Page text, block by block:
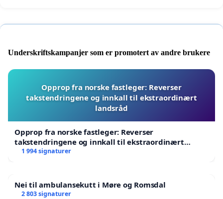
Underskriftskampanjer som er promotert av andre brukere
Opprop fra norske fastleger: Reverser
takstendringene og innkall til ekstraordinært
landsråd
Opprop fra norske fastleger: Reverser
takstendringene og innkall til ekstraordinært
landsråd
1 994 signaturer
Nei til ambulansekutt i Møre og Romsdal
2 803 signaturer